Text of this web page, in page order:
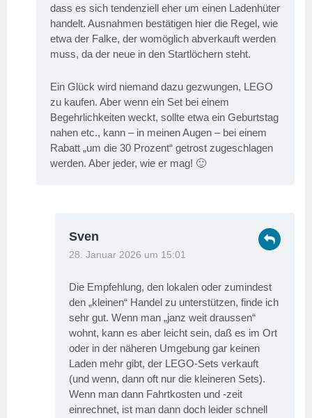
dass es sich tendenziell eher um einen Ladenhüter
handelt. Ausnahmen bestätigen hier die Regel, wie
etwa der Falke, der womöglich abverkauft werden
muss, da der neue in den Startlöchern steht.
Ein Glück wird niemand dazu gezwungen, LEGO
zu kaufen. Aber wenn ein Set bei einem
Begehrlichkeiten weckt, sollte etwa ein Geburtstag
nahen etc., kann – in meinen Augen – bei einem
Rabatt „um die 30 Prozent“ getrost zugeschlagen
werden. Aber jeder, wie er mag! 🙂
Sven
28. Januar 2026 um 15:01
Die Empfehlung, den lokalen oder zumindest
den „kleinen“ Handel zu unterstützen, finde ich
sehr gut. Wenn man „janz weit draussen“
wohnt, kann es aber leicht sein, daß es im Ort
oder in der näheren Umgebung gar keinen
Laden mehr gibt, der LEGO-Sets verkauft
(und wenn, dann oft nur die kleineren Sets).
Wenn man dann Fahrtkosten und -zeit
einrechnet, ist man dann doch leider schnell